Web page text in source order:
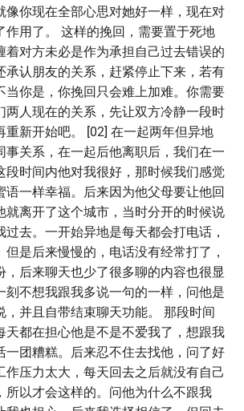
像你现在全部心思对她好一样，现在对
作用了。 这样的挽回，需要置于死地
着对方未必是作为承担自己过去错误的
承认朋友的关系，赶紧停止下来，若有
当你是，你挽回只会难上加难。你需要
两人现在的关系，先让双方冷静一段时
重新开始吧。 [02] 在一起两年但异地
事关系，在一起后他离职后，我们在一
段时间内他对我很好，那时候我们感觉
语一样幸福。后来因为他父母要让他回
就离开了这个城市，当时分开的时候说
去。一开始异地是每天都会打电话，
是后来慢慢的，电话没有经常打了，
，后来聊天也少了很多聊的内容也很显
刻不想我跟我多说一句的一样，问他是
，并且自带结束聊天功能。 那段时间
天都在担心他是不是不爱我了，想跟我
一团糟糕。后来忍不住去找他，问了好
作压力太大，每天回去之后就没有自己
所以才会这样的。问他为什么不跟我